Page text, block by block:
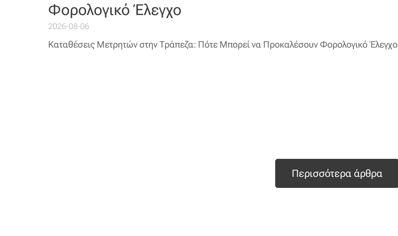
Φορολογικό Έλεγχο
2026-08-06
Καταθέσεις Μετρητών στην Τράπεζα: Πότε Μπορεί να Προκαλέσουν Φορολογικό Έλεγχο
Περισσότερα άρθρα